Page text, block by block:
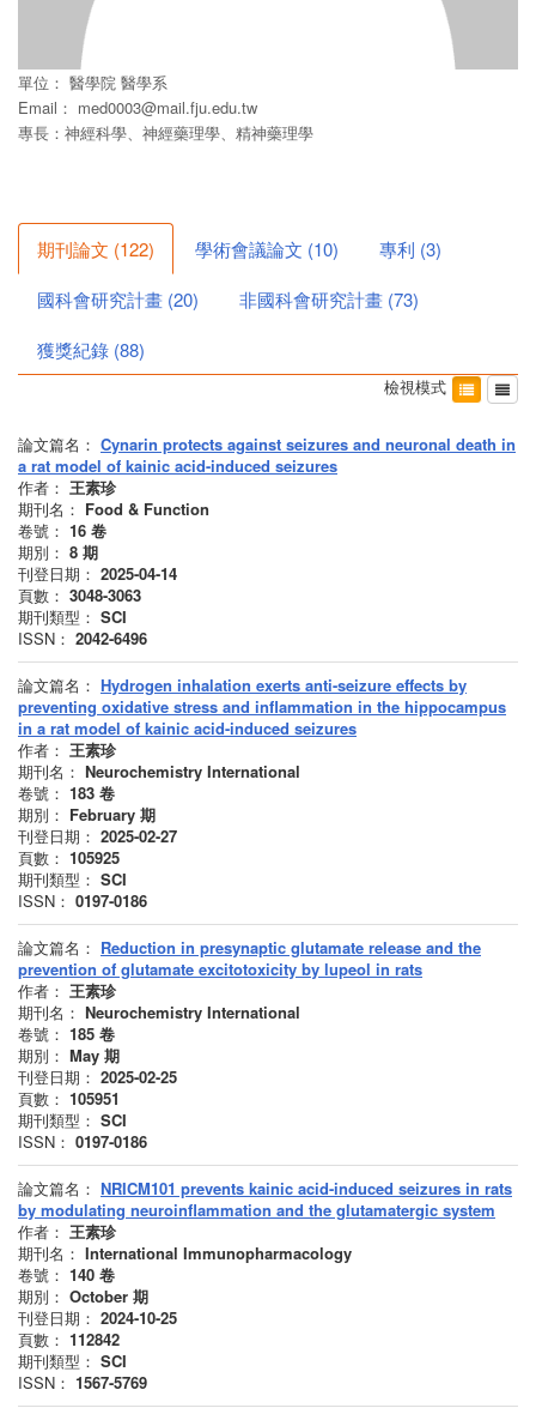
單位： 醫學院 醫學系
Email： med0003@mail.fju.edu.tw
專長：神經科學、神經藥理學、精神藥理學
期刊論文 (122) 學術會議論文 (10) 專利 (3)
國科會研究計畫 (20) 非國科會研究計畫 (73)
獲獎紀錄 (88)
檢視模式
論文篇名： Cynarin protects against seizures and neuronal death in
a rat model of kainic acid-induced seizures
作者： 王素珍
期刊名： Food & Function
卷號： 16 卷
期別： 8 期
刊登日期： 2025-04-14
頁數： 3048-3063
期刊類型： SCI
ISSN： 2042-6496
論文篇名： Hydrogen inhalation exerts anti-seizure effects by
preventing oxidative stress and inflammation in the hippocampus
in a rat model of kainic acid-induced seizures
作者： 王素珍
期刊名： Neurochemistry International
卷號： 183 卷
期別： February 期
刊登日期： 2025-02-27
頁數： 105925
期刊類型： SCI
ISSN： 0197-0186
論文篇名： Reduction in presynaptic glutamate release and the
prevention of glutamate excitotoxicity by lupeol in rats
作者： 王素珍
期刊名： Neurochemistry International
卷號： 185 卷
期別： May 期
刊登日期： 2025-02-25
頁數： 105951
期刊類型： SCI
ISSN： 0197-0186
論文篇名： NRICM101 prevents kainic acid-induced seizures in rats
by modulating neuroinflammation and the glutamatergic system
作者： 王素珍
期刊名： International Immunopharmacology
卷號： 140 卷
期別： October 期
刊登日期： 2024-10-25
頁數： 112842
期刊類型： SCI
ISSN： 1567-5769